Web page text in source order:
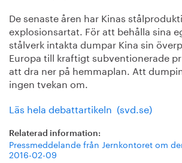
De senaste åren har Kinas
explosionsartat. För att behålla sina
stålverk intakta dumpar Kina sin
Europa till kraftigt subventionerade
att dra ner på hemmaplan. Att
ingen tvekan om.
Läs hela debattartikeln (svd.se)
Relaterad information:
Pressmeddelande från Jernkontoret om
2016-02-09